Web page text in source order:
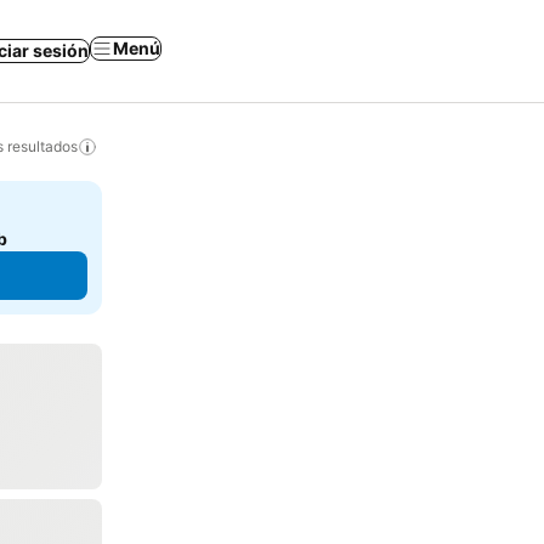
sesión Menú
resultados